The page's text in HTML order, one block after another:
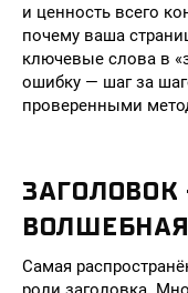
и ценность всего
почему ваша
ключевые слова в
ошибку — шаг за
проверенными
ЗАГОЛОВОК
Самая